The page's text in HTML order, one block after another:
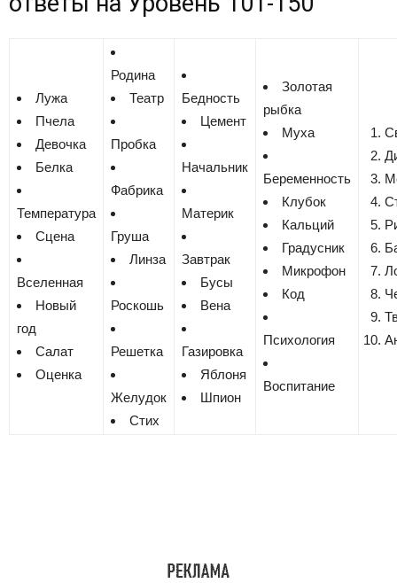
Лужа
Пчела
Девочка
Белка
Температура
Сцена
Вселенная
Новый
год
Салат
Оценка
Родина
Театр
Пробка
Фабрика
Груша
Линза
Роскошь
Решетка
Желудок
Стих
Бедность
Цемент
Начальник
Материк
Завтрак
Бусы
Вена
Газировка
Яблоня
Шпион
Золотая
рыбка
Муха
Беременность
Клубок
Кальций
Градусник
Микрофон
Код
Психология
Воспитание